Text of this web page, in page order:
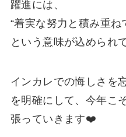
躍進には、
“着実な努力と積み重ね
という意味が込められ
インカレでの悔しさを
を明確にして、今年こ
張っていきます❤️‍